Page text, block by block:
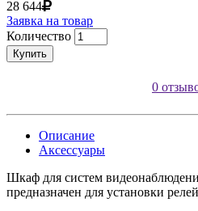
28 644
Заявка на товар
Количество
Купить
0
Описание
Аксессуары
Шкаф для систем
предназначен для установки